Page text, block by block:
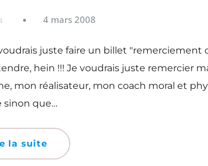
4 mars 2008
juste faire un billet "remerciement
hein !!! Je voudrais juste remercier
réalisateur, mon coach moral et
sinon que…
la suite